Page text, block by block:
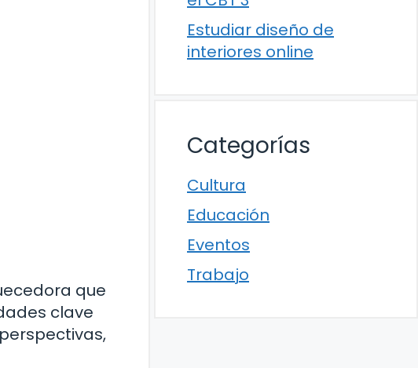
que
clave
Estudiar diseño de
interiores online
Categorías
Cultura
Educación
Eventos
Trabajo